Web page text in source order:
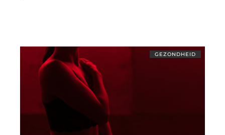
GEZONDHEID